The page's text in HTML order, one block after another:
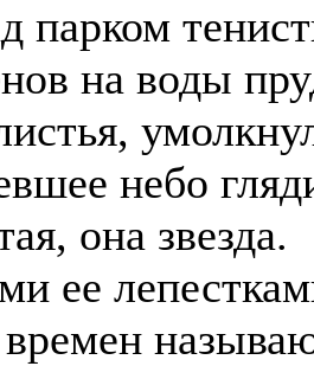
парком
на воды
небо
она звезда.
ее